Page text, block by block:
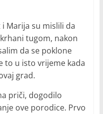
Marija su mislili da
tugom, nakon
da se poklone
to u isto vrijeme kada
grad.
priči, dogodilo
ove porodice. Prvo